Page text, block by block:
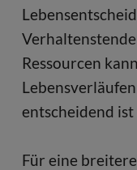
Ressourcen
entscheidend
Für eine